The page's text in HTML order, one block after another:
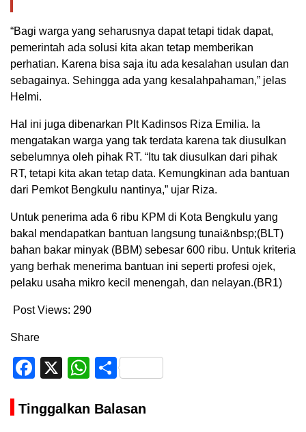
“Bagi warga yang seharusnya dapat tetapi tidak dapat,
pemerintah ada solusi kita akan tetap memberikan
perhatian. Karena bisa saja itu ada kesalahan usulan dan
sebagainya. Sehingga ada yang kesalahpahaman,” jelas
Helmi.
Hal ini juga dibenarkan Plt Kadinsos Riza Emilia. Ia
mengatakan warga yang tak terdata karena tak diusulkan
sebelumnya oleh pihak RT. “Itu tak diusulkan dari pihak
RT, tetapi kita akan tetap data. Kemungkinan ada bantuan
dari Pemkot Bengkulu nantinya,” ujar Riza.
Untuk penerima ada 6 ribu KPM di Kota Bengkulu yang
bakal mendapatkan bantuan langsung tunai&nbsp;(BLT)
bahan bakar minyak (BBM) sebesar 600 ribu. Untuk kriteria
yang berhak menerima bantuan ini seperti profesi ojek,
pelaku usaha mikro kecil menengah, dan nelayan.(BR1)
Post Views: 290
Share
Facebook
X WhatsApp
Share
Tinggalkan Balasan